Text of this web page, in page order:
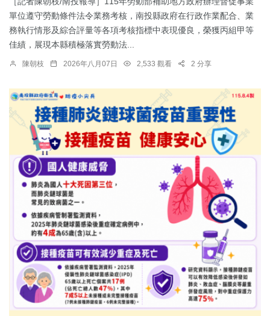
單位遵守勞動條件法令業務考核，南投縣政府在行政作業配合、業
務執行情形及綜合評量等各項考核指標中表現優良，榮獲丙組甲等
佳績，展現本縣積極落實勞動法...
陳朝枝 2026年八月07日 2,533 觀看 2 分享